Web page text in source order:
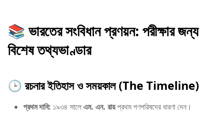
​📚 ভারতের সংবিধান প্রণয়ন: পরীক্ষার জন্য
বিশেষ তথ্যভাণ্ডার
​🕒 রচনার ইতিহাস ও সময়কাল (The Timeline)
প্রথম দাবি: ১৯৩৪ সালেএম. এন. রায়প্রথম গণপরিষদের ধারণা দেন।